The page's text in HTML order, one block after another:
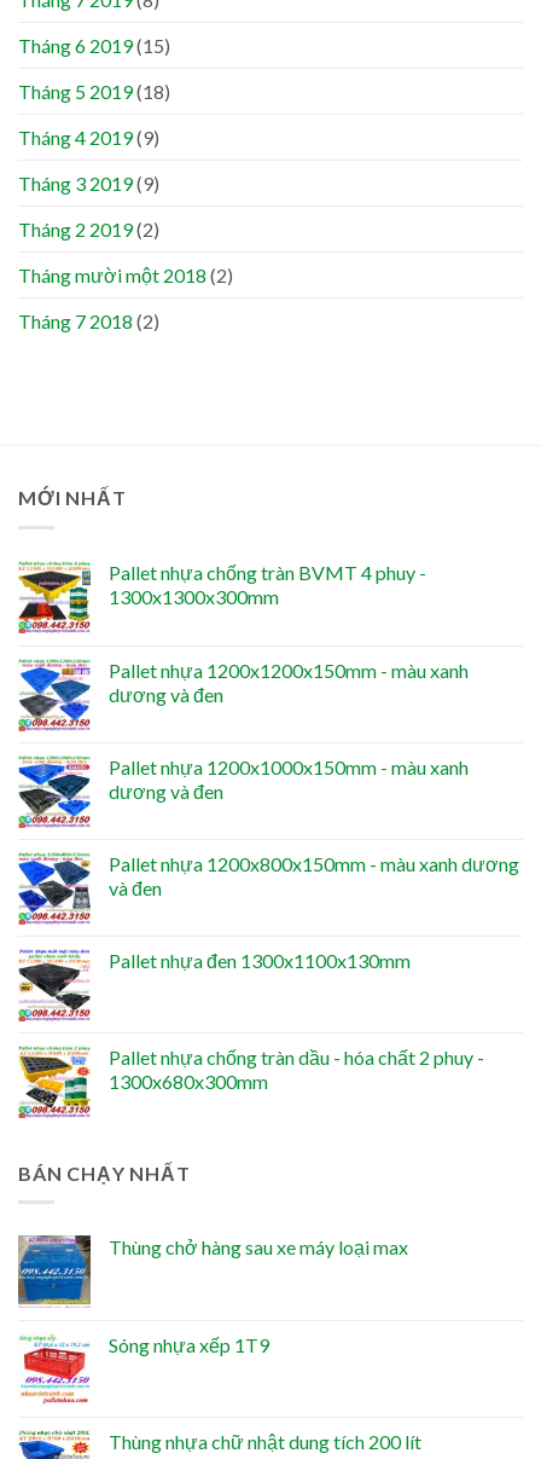
Tháng 6 2019(15)
Tháng 5 2019(18)
Tháng 4 2019(9)
Tháng 3 2019(9)
Tháng 2 2019(2)
Tháng mười một 2018 (2)
Tháng 7 2018 (2)
MỚI NHẤT
Pallet nhựa chống tràn BVMT 4 phuy -
1300x1300x300mm
Pallet nhựa 1200x1200x150mm - màu xanh
dương và đen
Pallet nhựa 1200x1000x150mm - màu xanh
dương và đen
Pallet nhựa 1200x800x150mm - màu xanh dương
và đen
Pallet nhựa đen 1300x1100x130mm
Pallet nhựa chống tràn dầu - hóa chất 2 phuy -
1300x680x300mm
BÁN CHẠY NHẤT
Thùng chở hàng sau xe máy loại max
Sóng nhựa xếp 1T9
Thùng nhựa chữ nhật dung tích 200 lít